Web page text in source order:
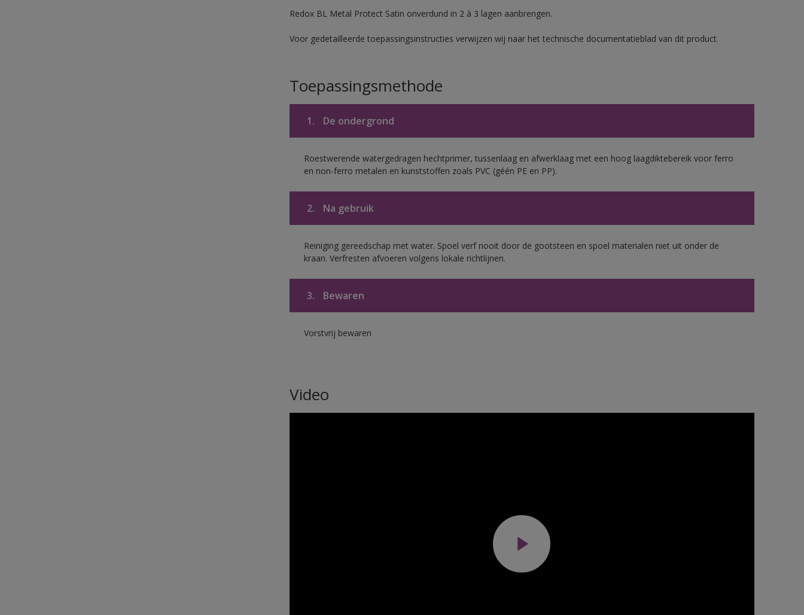
Redox BL Metal Protect Satin onverdund in 2 à 3 lagen aanbrengen.
Voor gedetailleerde toepassingsinstructies verwijzen wij naar het technische documentatieblad van dit product.
Toepassingsmethode
1. De ondergrond
Roestwerende watergedragen hechtprimer, tussenlaag en afwerklaag met een hoog laagdiktebereik voor ferro
en non-ferro metalen en kunststoffen zoals PVC (géén PE en PP).
2. Na gebruik
Reiniging gereedschap met water. Spoel verf nooit door de gootsteen en spoel materialen niet uit onder de
kraan. Verfresten afvoeren volgens lokale richtlijnen.
3. Bewaren
Vorstvrij bewaren
Video